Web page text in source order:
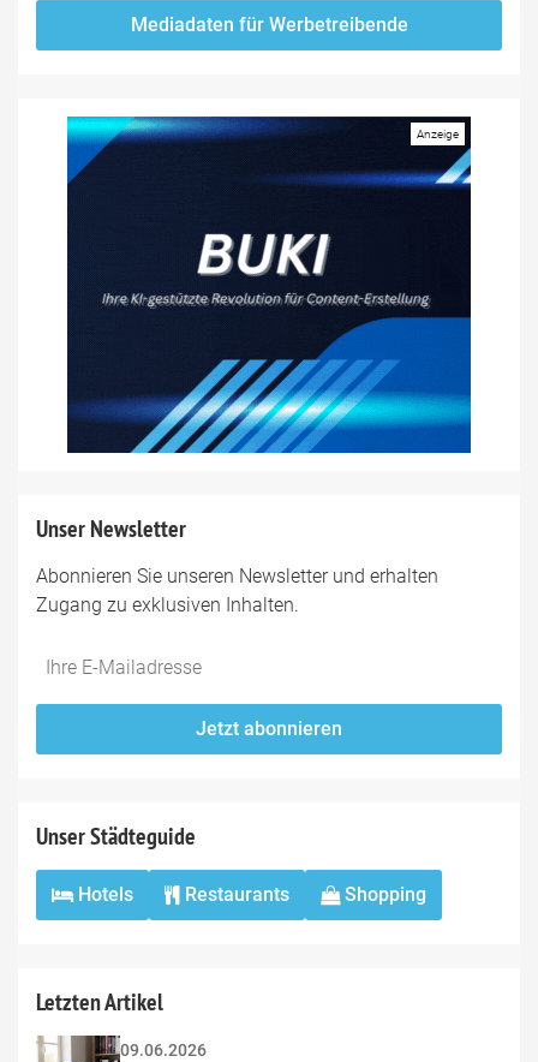
Mediadaten für Werbetreibende
Unser Newsletter
Abonnieren Sie unseren Newsletter und erhalten
Zugang zu exklusiven Inhalten.
Do
*Ihre
Jetzt abonnieren
Unser Städteguide
Hotels Restaurants Shopping
Letzten Artikel
09.06.2026